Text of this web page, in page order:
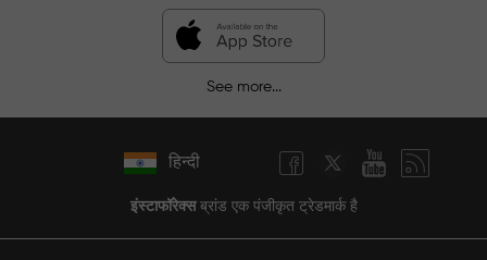
See more...
हिन्दी
इंस्टाफॉरेक्सब्रांड एक पंजीकृत ट्रेडमार्क है